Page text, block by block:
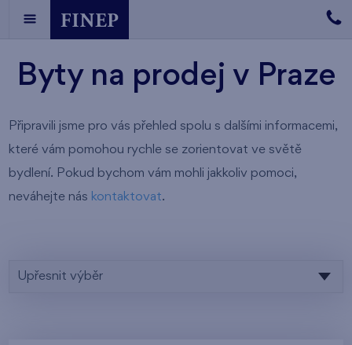
Byty na prodej v Praze
Připravili jsme pro vás přehled spolu s dalšími informacemi,
které vám pomohou rychle se zorientovat ve světě
bydlení. Pokud bychom vám mohli jakkoliv pomoci,
neváhejte nás kontaktovat.
Upřesnit výběr